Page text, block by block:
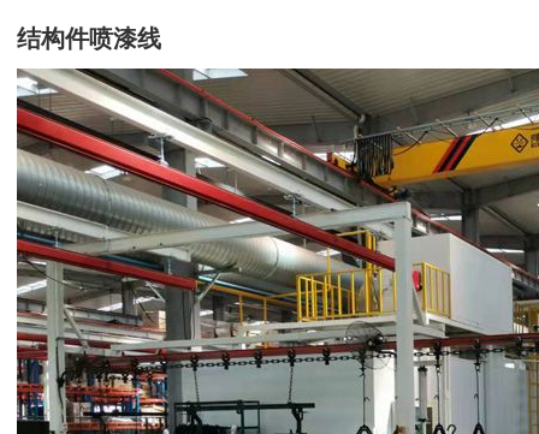
结构件喷漆线